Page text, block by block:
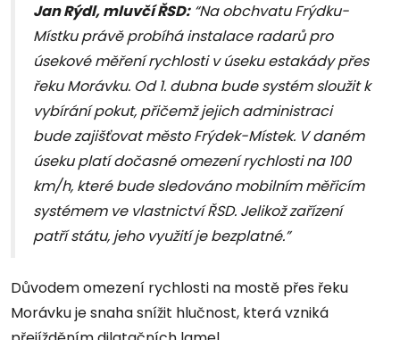
Jan Rýdl, mluvčí ŘSD:“Na obchvatu Frýdku-
Místku právě probíhá instalace radarů pro
úsekové měření rychlosti v úseku estakády přes
řeku Morávku. Od 1. dubna bude systém sloužit k
vybírání pokut, přičemž jejich administraci
bude zajišťovat město Frýdek-Místek. V daném
úseku platí dočasné omezení rychlosti na 100
km/h, které bude sledováno mobilním měřicím
systémem ve vlastnictví ŘSD. Jelikož zařízení
patří státu, jeho využití je bezplatné.”
Důvodem omezení rychlosti na mostě přes řeku
Morávku je snaha snížit hlučnost, která vzniká